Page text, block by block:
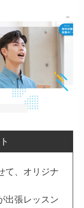
て、オリジナ
出張レッスン